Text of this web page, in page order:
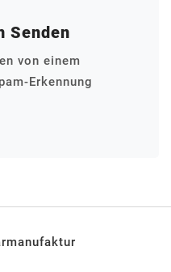
Senden
von einem
Erkennung